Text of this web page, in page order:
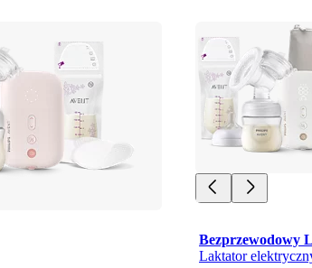
Bezprzewodowy
Laktator